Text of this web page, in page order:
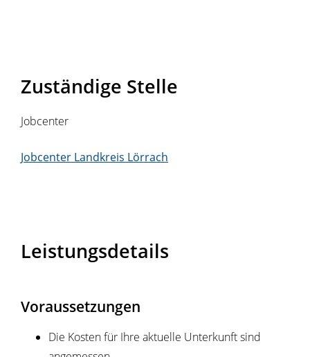
Zuständige Stelle
Jobcenter
Jobcenter Landkreis Lörrach
Leistungsdetails
Voraussetzungen
Die Kosten für Ihre aktuelle Unterkunft sind